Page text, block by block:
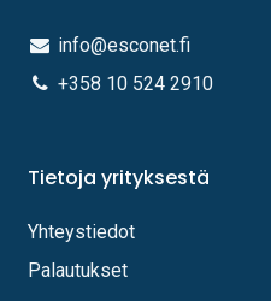
info@esconet.fi
+358 10 524 2910
Tietoja yrityksestä
Yhteystiedot
Palautukset